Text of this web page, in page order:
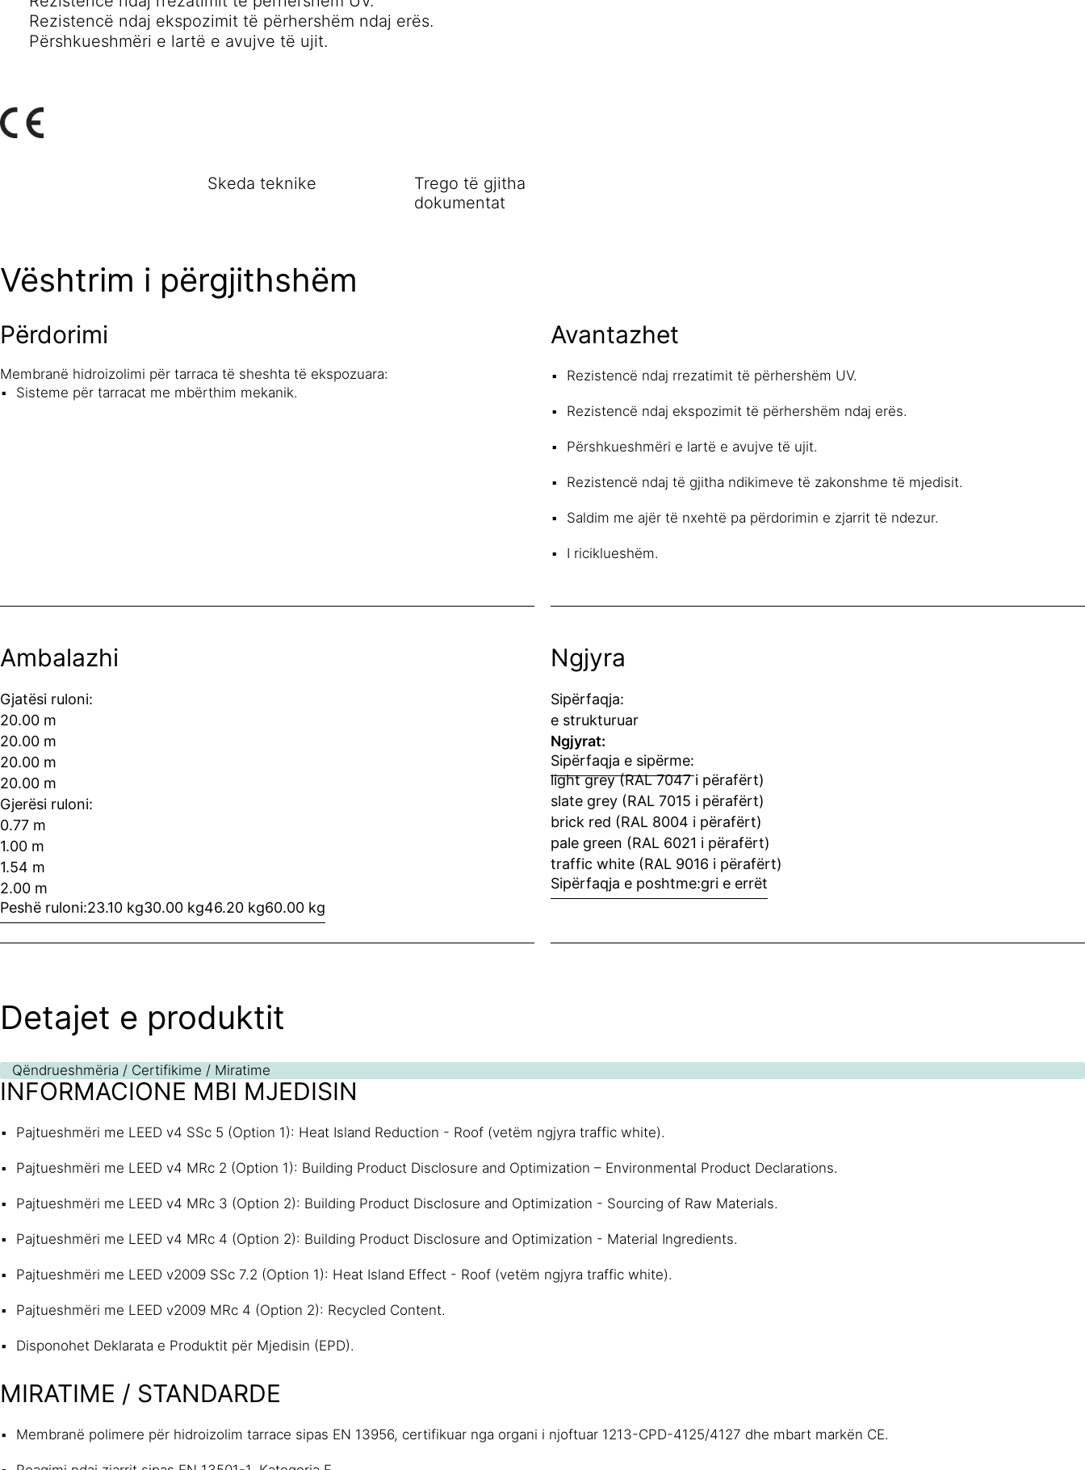
Rezistencë ndaj ekspozimit të përhershëm ndaj erës.
Përshkueshmëri e lartë e avujve të ujit.
Skeda teknike
Trego të gjitha
dokumentat
Vështrim i përgjithshëm
Përdorimi
Membranë hidroizolimi për tarraca të sheshta të ekspozuara:
Sisteme për tarracat me mbërthim mekanik.
Avantazhet
Rezistencë ndaj rrezatimit të përhershëm UV.
Rezistencë ndaj ekspozimit të përhershëm ndaj erës.
Përshkueshmëri e lartë e avujve të ujit.
Rezistencë ndaj të gjitha ndikimeve të zakonshme të mjedisit.
Saldim me ajër të nxehtë pa përdorimin e zjarrit të ndezur.
I riciklueshëm.
Ambalazhi
Gjatësi ruloni:
20.00 m
20.00 m
20.00 m
20.00 m
Gjerësi ruloni:
0.77 m
1.00 m
1.54 m
2.00 m
Peshë ruloni:23.10 kg30.00 kg46.20 kg60.00 kg
Ngjyra
Sipërfaqja:
e strukturuar
Ngjyrat:
Sipërfaqja e sipërme:
light grey (RAL 7047 i përafërt)
slate grey (RAL 7015 i përafërt)
brick red (RAL 8004 i përafërt)
pale green (RAL 6021 i përafërt)
traffic white (RAL 9016 i përafërt)
Sipërfaqja e poshtme:gri e errët
Detajet e produktit
Qëndrueshmëria / Certifikime / Miratime
INFORMACIONE MBI MJEDISIN
Pajtueshmëri me LEED v4 SSc 5 (Option 1): Heat Island Reduction - Roof (vetëm ngjyra traffic white).
Pajtueshmëri me LEED v4 MRc 2 (Option 1): Building Product Disclosure and Optimization – Environmental Product Declarations.
Pajtueshmëri me LEED v4 MRc 3 (Option 2): Building Product Disclosure and Optimization - Sourcing of Raw Materials.
Pajtueshmëri me LEED v4 MRc 4 (Option 2): Building Product Disclosure and Optimization - Material Ingredients.
Pajtueshmëri me LEED v2009 SSc 7.2 (Option 1): Heat Island Effect - Roof (vetëm ngjyra traffic white).
Pajtueshmëri me LEED v2009 MRc 4 (Option 2): Recycled Content.
Disponohet Deklarata e Produktit për Mjedisin (EPD).
MIRATIME / STANDARDE
Membranë polimere për hidroizolim tarrace sipas EN 13956, certifikuar nga organi i njoftuar 1213-CPD-4125/4127 dhe mbart markën CE.